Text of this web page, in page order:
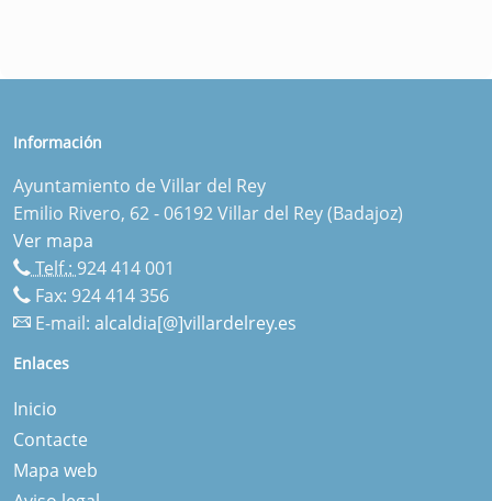
Información
Ayuntamiento de Villar del Rey
Emilio Rivero, 62 - 06192 Villar del Rey (Badajoz)
Ver mapa
Telf.: 924 414 001
Fax: 924 414 356
E-mail: alcaldia[@]villardelrey.es
Enlaces
Inicio
Contacte
Mapa web